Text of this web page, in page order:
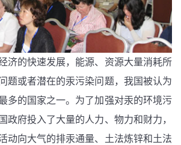
济的快速发展，能源、资源大量消耗所
题或者潜在的汞污染问题，我国被认为
多的国家之一。为了加强对汞的环境污
政府投入了大量的人力、物力和财力，
动向大气的排汞通量、土法炼锌和土法